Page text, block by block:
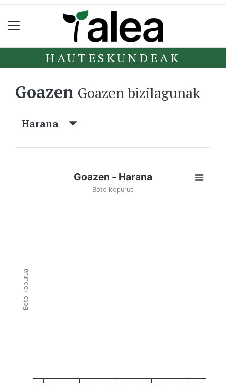
HAUTESKUNDEAK
Goazen Goazen bizilagunak
Harana
Boto kopurua
Goazen - Harana
Boto kopurua